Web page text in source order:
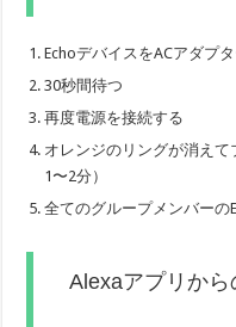
EchoデバイスをACアダプ
30秒間待つ
再度電源を接続する
オレンジのリングが消え
1〜2分）
全てのグループメンバーの
Alexaアプリか